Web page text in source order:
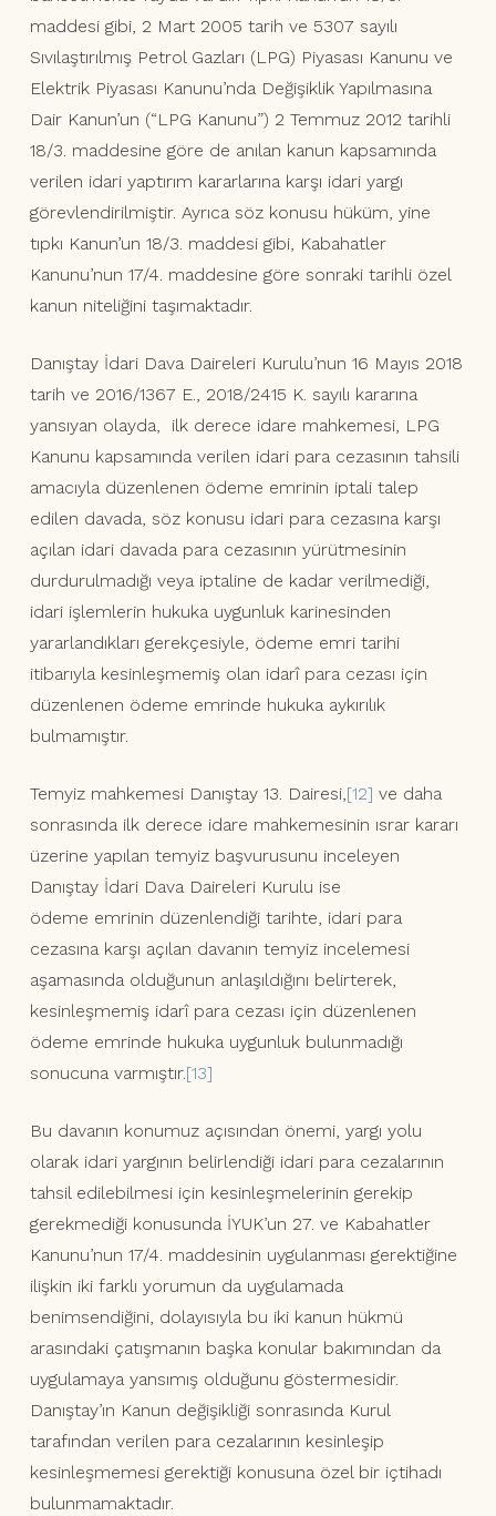
maddesi gibi, 2 Mart 2005 tarih ve 5307 sayılı
Sıvılaştırılmış Petrol Gazları (LPG) Piyasası Kanunu ve
Elektrik Piyasası Kanunu’nda Değişiklik Yapılmasına
Dair Kanun’un (“LPG Kanunu”) 2 Temmuz 2012 tarihli
18/3. maddesine göre de anılan kanun kapsamında
verilen idari yaptırım kararlarına karşı idari yargı
görevlendirilmiştir. Ayrıca söz konusu hüküm, yine
tıpkı Kanun’un 18/3. maddesi gibi, Kabahatler
Kanunu’nun 17/4. maddesine göre sonraki tarihli özel
kanun niteliğini taşımaktadır.
Danıştay İdari Dava Daireleri Kurulu’nun 16 Mayıs 2018
tarih ve 2016/1367 E., 2018/2415 K. sayılı kararına
yansıyan olayda, ilk derece idare mahkemesi, LPG
Kanunu kapsamında verilen idari para cezasının tahsili
amacıyla düzenlenen ödeme emrinin iptali talep
edilen davada, söz konusu idari para cezasına karşı
açılan idari davada para cezasının yürütmesinin
durdurulmadığı veya iptaline de kadar verilmediği,
idari işlemlerin hukuka uygunluk karinesinden
yararlandıkları gerekçesiyle, ödeme emri tarihi
itibarıyla kesinleşmemiş olan idarî para cezası için
düzenlenen ödeme emrinde hukuka aykırılık
bulmamıştır.
Temyiz mahkemesi Danıştay 13. Dairesi,[12] ve daha
sonrasında ilk derece idare mahkemesinin ısrar kararı
üzerine yapılan temyiz başvurusunu inceleyen
Danıştay İdari Dava Daireleri Kurulu ise
ödeme emrinin düzenlendiği tarihte, idari para
cezasına karşı açılan davanın temyiz incelemesi
aşamasında olduğunun anlaşıldığını belirterek,
kesinleşmemiş idarî para cezası için düzenlenen
ödeme emrinde hukuka uygunluk bulunmadığı
sonucuna varmıştır.[13]
Bu davanın konumuz açısından önemi, yargı yolu
olarak idari yargının belirlendiği idari para cezalarının
tahsil edilebilmesi için kesinleşmelerinin gerekip
gerekmediği konusunda İYUK’un 27. ve Kabahatler
Kanunu’nun 17/4. maddesinin uygulanması gerektiğine
ilişkin iki farklı yorumun da uygulamada
benimsendiğini, dolayısıyla bu iki kanun hükmü
arasındaki çatışmanın başka konular bakımından da
uygulamaya yansımış olduğunu göstermesidir.
Danıştay’ın Kanun değişikliği sonrasında Kurul
tarafından verilen para cezalarının kesinleşip
kesinleşmemesi gerektiği konusuna özel bir içtihadı
bulunmamaktadır.